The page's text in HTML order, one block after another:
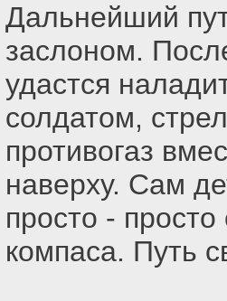
Дальнейший
заслоном.
удастся
солдатом,
противогаз
наверху. Сам
просто -
компаса. Путь